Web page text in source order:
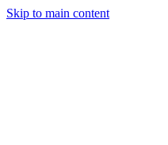
Skip to main content